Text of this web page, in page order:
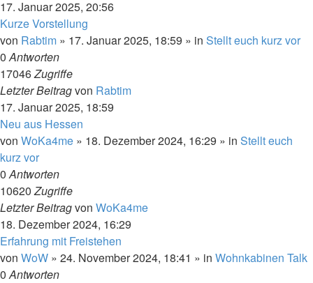
17. Januar 2025, 20:56
Kurze Vorstellung
von Rabtim » 17. Januar 2025, 18:59 » in Stellt euch kurz vor
0Antworten
17046Zugriffe
Letzter Beitragvon Rabtim
17. Januar 2025, 18:59
Neu aus Hessen
von WoKa4me » 18. Dezember 2024, 16:29 » in Stellt euch
kurz vor
0Antworten
10620Zugriffe
Letzter Beitragvon WoKa4me
18. Dezember 2024, 16:29
Erfahrung mit Freistehen
von WoW » 24. November 2024, 18:41 » in Wohnkabinen Talk
0Antworten